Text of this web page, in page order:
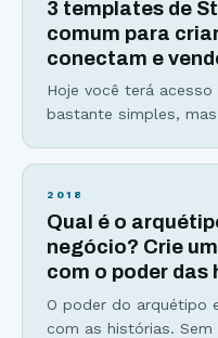
de uma câmera, ao
3 templates de
comum para
conectam e
Hoje você terá
bastante simples,
sua forma de
sua audiência. E,
ferramenta de
2018
Qual é o
negócio? Crie
com o poder das
O poder do arquétipo
com as histórias.